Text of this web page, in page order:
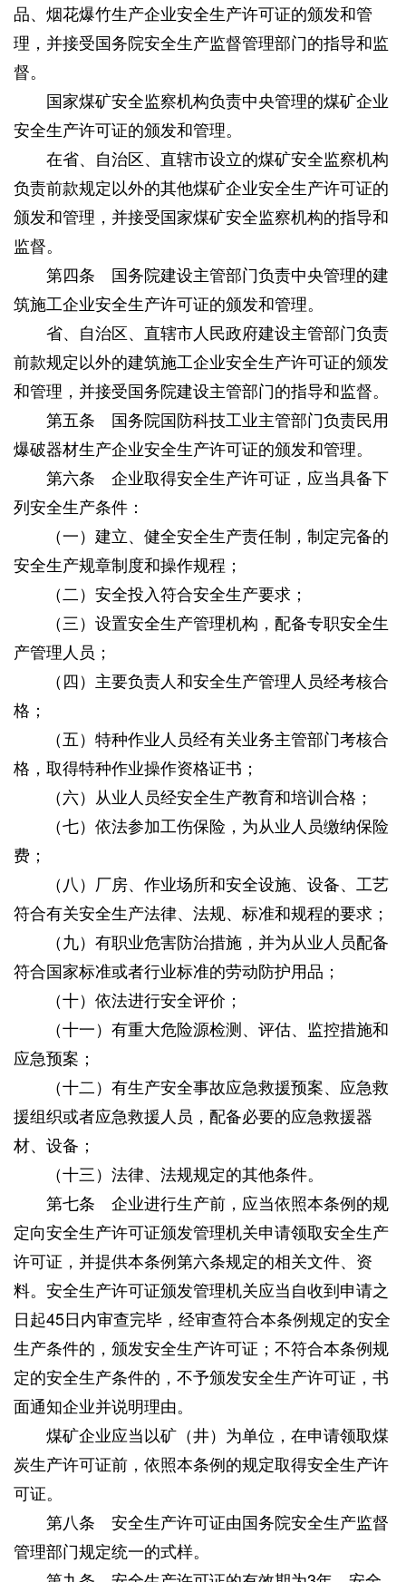
品、烟花爆竹生产企业安全生产许可证的颁发和管
理，并接受国务院安全生产监督管理部门的指导和监
督。
国家煤矿安全监察机构负责中央管理的煤矿企业
安全生产许可证的颁发和管理。
在省、自治区、直辖市设立的煤矿安全监察机构
负责前款规定以外的其他煤矿企业安全生产许可证的
颁发和管理，并接受国家煤矿安全监察机构的指导和
监督。
第四条 国务院建设主管部门负责中央管理的建
筑施工企业安全生产许可证的颁发和管理。
省、自治区、直辖市人民政府建设主管部门负责
前款规定以外的建筑施工企业安全生产许可证的颁发
和管理，并接受国务院建设主管部门的指导和监督。
第五条 国务院国防科技工业主管部门负责民用
爆破器材生产企业安全生产许可证的颁发和管理。
第六条 企业取得安全生产许可证，应当具备下
列安全生产条件：
（一）建立、健全安全生产责任制，制定完备的
安全生产规章制度和操作规程；
（二）安全投入符合安全生产要求；
（三）设置安全生产管理机构，配备专职安全生
产管理人员；
（四）主要负责人和安全生产管理人员经考核合
格；
（五）特种作业人员经有关业务主管部门考核合
格，取得特种作业操作资格证书；
（六）从业人员经安全生产教育和培训合格；
（七）依法参加工伤保险，为从业人员缴纳保险
费；
（八）厂房、作业场所和安全设施、设备、工艺
符合有关安全生产法律、法规、标准和规程的要求；
（九）有职业危害防治措施，并为从业人员配备
符合国家标准或者行业标准的劳动防护用品；
（十）依法进行安全评价；
（十一）有重大危险源检测、评估、监控措施和
应急预案；
（十二）有生产安全事故应急救援预案、应急救
援组织或者应急救援人员，配备必要的应急救援器
材、设备；
（十三）法律、法规规定的其他条件。
第七条 企业进行生产前，应当依照本条例的规
定向安全生产许可证颁发管理机关申请领取安全生产
许可证，并提供本条例第六条规定的相关文件、资
料。安全生产许可证颁发管理机关应当自收到申请之
日起45日内审查完毕，经审查符合本条例规定的安全
生产条件的，颁发安全生产许可证；不符合本条例规
定的安全生产条件的，不予颁发安全生产许可证，书
面通知企业并说明理由。
煤矿企业应当以矿（井）为单位，在申请领取煤
炭生产许可证前，依照本条例的规定取得安全生产许
可证。
第八条 安全生产许可证由国务院安全生产监督
管理部门规定统一的式样。